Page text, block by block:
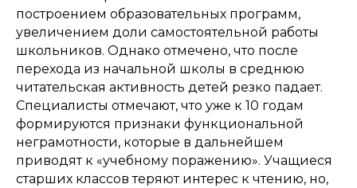
построением образовательных программ,
увеличением доли самостоятельной работы
школьников. Однако отмечено, что после
перехода из начальной школы в среднюю
читательская активность детей резко падает.
Специалисты отмечают, что уже к 10 годам
формируются признаки функциональной
неграмотности, которые в дальнейшем
приводят к «учебному поражению». Учащиеся
старших классов теряют интерес к чтению, но,